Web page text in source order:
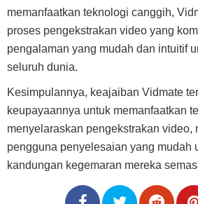
memanfaatkan teknologi canggih,
proses pengekstrakan video yang
pengalaman yang mudah dan intuitif
seluruh dunia.
Kesimpulannya, keajaiban Vidmate
keupayaannya untuk memanfaatkan
menyelaraskan pengekstrakan video,
pengguna penyelesaian yang mudah
kandungan kegemaran mereka